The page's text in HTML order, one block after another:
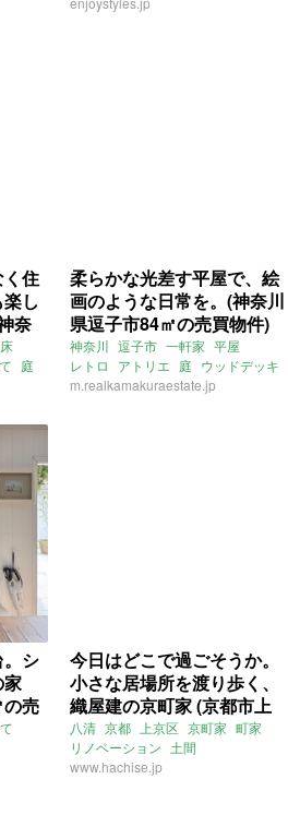
住
し
奈
買
庭
柔らかな光差す平屋で、絵
画のような日常を。(神奈川
県逗子市84㎡の売買物件)
神奈川 逗子市 一軒家 平屋
レトロ
アトリエ 庭 ウッドデッキ
売買
m.realkamakuraestate.jp
。シ
家
売
今日はどこで過ごそうか。
小さな居場所を渡り歩く、
織屋建の京町家 (京都市上
京区65㎡の売買物件)
八清 京都 上京区 京町家 町家
リノベーション 土間
ウッドデッキ
www.hachise.jp